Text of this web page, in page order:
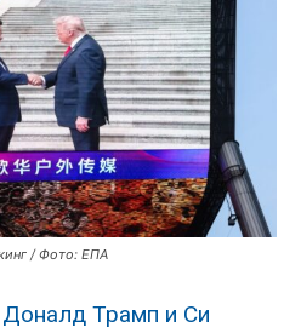
/ Фото: ЕПА
Трамп и Си